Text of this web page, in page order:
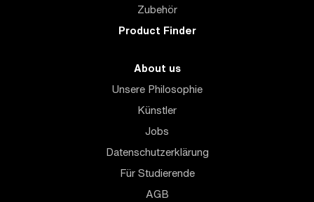
Zubehör
Product Finder
About us
Unsere Philosophie
Künstler
Jobs
Datenschutzerklärung
Für Studierende
AGB